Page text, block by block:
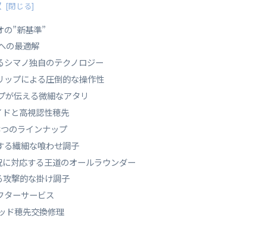
の”新基準”
の最適解
マノ独自のテクノロジー
ップによる圧倒的な操作性
が伝える微細なアタリ
ドと高視認性穂先
のラインナップ
る繊細な喰わせ調子
対応する王道のオールラウンダー
攻撃的な掛け調子
ターサービス
ド穂先交換修理